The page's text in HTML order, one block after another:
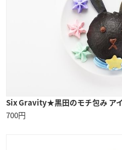
Six Gravity★黒田のモチ包み ア
700円